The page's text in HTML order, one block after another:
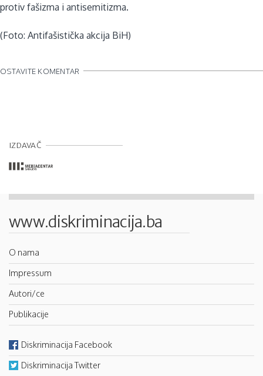
protiv fašizma i antisemitizma.
(Foto: Antifašistička akcija BiH)
OSTAVITE KOMENTAR
IZDAVAČ
www.diskriminacija.ba
O nama
Impressum
Autori/ce
Publikacije
Diskriminacija Facebook
Diskriminacija Twitter